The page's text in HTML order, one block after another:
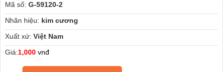
Mã số: G-59120-2
Nhãn hiệu: kim cương
Xuất xứ: Việt Nam
Giá:1,000 vnđ